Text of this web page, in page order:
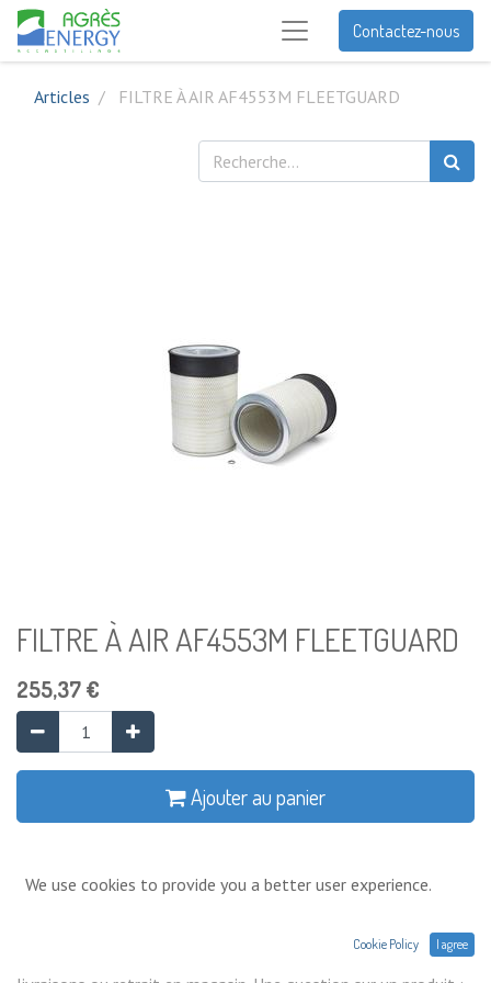
Contactez-nous
Articles FILTRE À AIR AF4553M FLEETGUARD
FILTRE À AIR AF4553M FLEETGUARD
255,37€
Ajouter au panier
Prix exprimés Hors TVA. Expéditions,
We use cookies to provide you a better user experience.
Cookie Policy I agree